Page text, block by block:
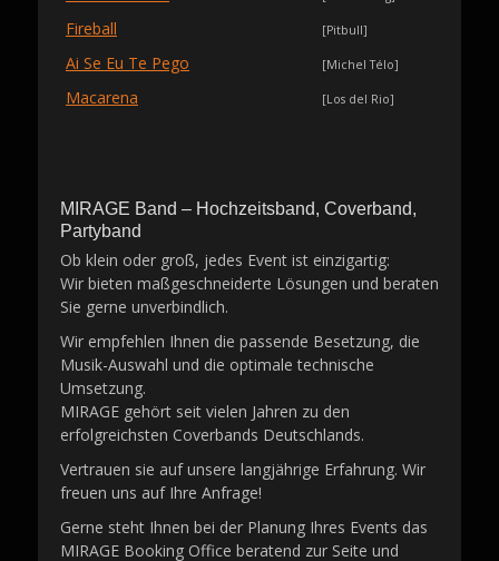
Fireball [Pitbull]
Ai Se Eu Te Pego [Michel Télo]
Macarena [Los del Rio]
MIRAGE Band – Hochzeitsband, Coverband,
Partyband
Ob klein oder groß, jedes Event ist einzigartig:
Wir bieten maßgeschneiderte Lösungen und beraten
Sie gerne unverbindlich.
Wir empfehlen Ihnen die passende Besetzung, die
Musik-Auswahl und die optimale technische
Umsetzung.
MIRAGE gehört seit vielen Jahren zu den
erfolgreichsten Coverbands Deutschlands.
Vertrauen sie auf unsere langjährige Erfahrung. Wir
freuen uns auf Ihre Anfrage!
Gerne steht Ihnen bei der Planung Ihres Events das
MIRAGE Booking Office beratend zur Seite und